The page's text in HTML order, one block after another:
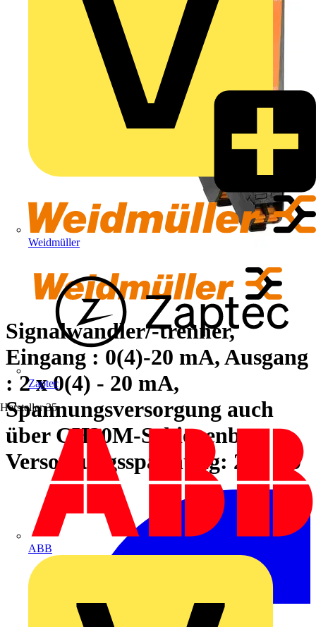
Weidmüller
Zaptec
Hersteller 35
ABB
Signalwandler/-trenner,
Eingang : 0(4)-20 mA, Ausgang
: 2 x 0(4) - 20 mA,
Spannungsversorgung auch
über CH20M-Schienenbus,
Versorgungsspannung: 20…30